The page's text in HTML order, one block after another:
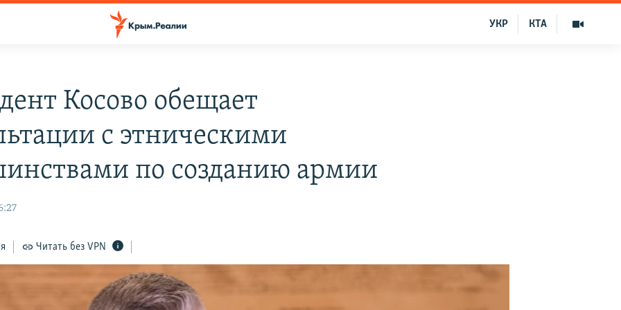
КТА
УКР
Косово обещает
с этническими
по созданию армии
Читать без VPN